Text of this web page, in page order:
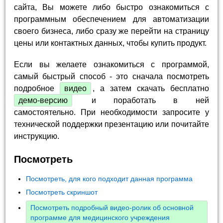
сайта, Вы можете либо быстро ознакомиться с
программным обеспечением для автоматизации
своего бизнеса, либо сразу же перейти на страницу
цены или контактных данных, чтобы купить продукт.
Если вы желаете ознакомиться с программой,
самый быстрый способ - это сначала посмотреть
подробное
видео
, а затем скачать бесплатно
демо-версию
и поработать в ней
самостоятельно. При необходимости запросите у
технической поддержки презентацию или почитайте
инструкцию.
Посмотреть
Посмотреть, для кого подходит данная программа
Посмотреть скриншот
Посмотреть подробный видео-ролик об основной
программе для медицинского учреждения